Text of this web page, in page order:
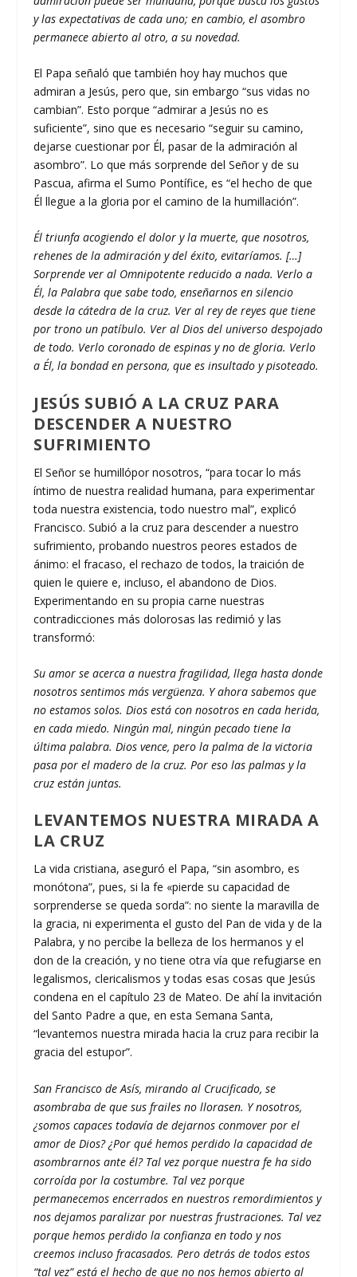
y las expectativas de cada uno; en cambio, el asombro
permanece abierto al otro, a su novedad.
El Papa señaló que también hoy hay muchos que
admiran a Jesús, pero que, sin embargo “sus vidas no
cambian”. Esto porque “admirar a Jesús no es
suficiente”, sino que es necesario “seguir su camino,
dejarse cuestionar por Él, pasar de la admiración al
asombro”. Lo que más sorprende del Señor y de su
Pascua, afirma el Sumo Pontífice, es “el hecho de que
Él llegue a la gloria por el camino de la humillación”.
Él triunfa acogiendo el dolor y la muerte, que nosotros,
rehenes de la admiración y del éxito, evitaríamos. […]
Sorprende ver al Omnipotente reducido a nada. Verlo a
Él, la Palabra que sabe todo, enseñarnos en silencio
desde la cátedra de la cruz. Ver al rey de reyes que tiene
por trono un patíbulo. Ver al Dios del universo despojado
de todo. Verlo coronado de espinas y no de gloria. Verlo
a Él, la bondad en persona, que es insultado y pisoteado.
JESÚS SUBIÓ A LA CRUZ PARA
DESCENDER A NUESTRO
SUFRIMIENTO
El Señor se humillópor nosotros, “para tocar lo más
íntimo de nuestra realidad humana, para experimentar
toda nuestra existencia, todo nuestro mal”, explicó
Francisco. Subió a la cruz para descender a nuestro
sufrimiento, probando nuestros peores estados de
ánimo: el fracaso, el rechazo de todos, la traición de
quien le quiere e, incluso, el abandono de Dios.
Experimentando en su propia carne nuestras
contradicciones más dolorosas las redimió y las
transformó:
Su amor se acerca a nuestra fragilidad, llega hasta donde
nosotros sentimos más vergüenza. Y ahora sabemos que
no estamos solos. Dios está con nosotros en cada herida,
en cada miedo. Ningún mal, ningún pecado tiene la
última palabra. Dios vence, pero la palma de la victoria
pasa por el madero de la cruz. Por eso las palmas y la
cruz están juntas.
LEVANTEMOS NUESTRA MIRADA A
LA CRUZ
La vida cristiana, aseguró el Papa, “sin asombro, es
monótona”, pues, si la fe «pierde su capacidad de
sorprenderse se queda sorda”: no siente la maravilla de
la gracia, ni experimenta el gusto del Pan de vida y de la
Palabra, y no percibe la belleza de los hermanos y el
don de la creación, y no tiene otra vía que refugiarse en
legalismos, clericalismos y todas esas cosas que Jesús
condena en el capítulo 23 de Mateo. De ahí la invitación
del Santo Padre a que, en esta Semana Santa,
“levantemos nuestra mirada hacia la cruz para recibir la
gracia del estupor”.
San Francisco de Asís, mirando al Crucificado, se
asombraba de que sus frailes no llorasen. Y nosotros,
¿somos capaces todavía de dejarnos conmover por el
amor de Dios? ¿Por qué hemos perdido la capacidad de
asombrarnos ante él? Tal vez porque nuestra fe ha sido
corroída por la costumbre. Tal vez porque
permanecemos encerrados en nuestros remordimientos y
nos dejamos paralizar por nuestras frustraciones. Tal vez
porque hemos perdido la confianza en todo y nos
creemos incluso fracasados. Pero detrás de todos estos
“tal vez” está el hecho de que no nos hemos abierto al